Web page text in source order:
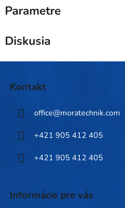
Parametre
Diskusia
Kontakt
office@moratechnik.com
+421 905 412 405
+421 905 412 405
Informácie pre vás